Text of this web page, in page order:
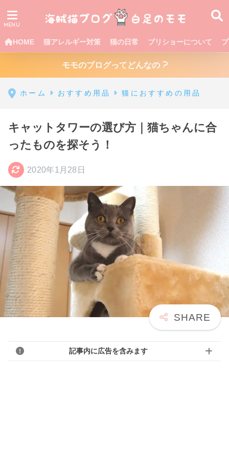
HOME 猫アレルギー対策 猫の日常 ブリショーについて
モモのブログってどんなの
ホーム おすすめ用品 猫におすすめの用品
キャットタワーの選び方｜猫ちゃんに合
ったものを探そう！
2020年1月28日
記事内に広告を含みます